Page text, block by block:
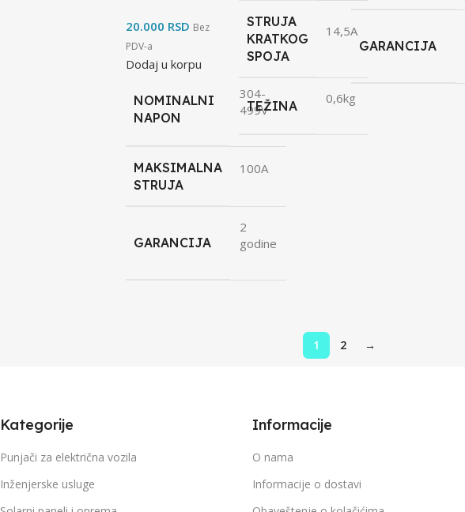
20.000 RSD Bez
PDV-a
Dodaj u korpu
NOMINALNI
NAPON
304-
499V
MAKSIMALNA
STRUJA
100A
GARANCIJA
2
godine
STRUJA
KRATKOG
SPOJA
14,5A
TEŽINA 0,6kg
GARANCIJA
1 2 →
Kategorije
Punjači za električna vozila
Inženjerske usluge
Informacije
O nama
Informacije o dostavi